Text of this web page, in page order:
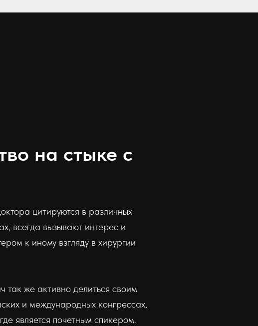
на стыке с
цитируются в различных
всегда вызывают интерес и
к иному взгляду в хирургии
так же активно делиться своим
и международных конгрессах,
является почетным спикером.